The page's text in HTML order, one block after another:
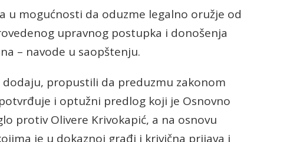
u mogućnosti da oduzme legalno oružje od
upravnog postupka i donošenja
– navode u saopštenju.
propustili da preduzmu zakonom
i optužni predlog koji je Osnovno
protiv Olivere Krivokapić, a na osnovu
je u dokaznoj građi i krivična prijava i